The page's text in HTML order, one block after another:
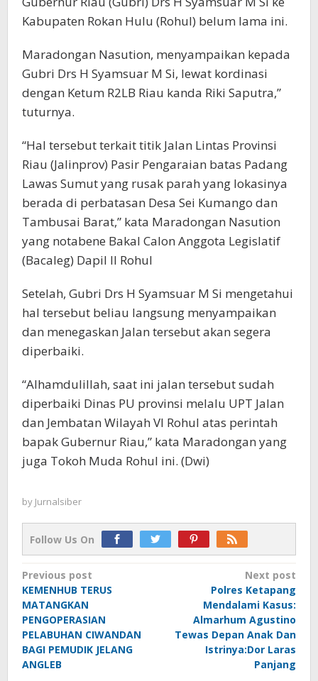
Kabupaten Rokan Hulu (Rohul) belum lama ini.
Maradongan Nasution, menyampaikan kepada
Gubri Drs H Syamsuar M Si, lewat kordinasi
dengan Ketum R2LB Riau kanda Riki Saputra,”
tuturnya.
“Hal tersebut terkait titik Jalan Lintas Provinsi
Riau (Jalinprov) Pasir Pengaraian batas Padang
Lawas Sumut yang rusak parah yang lokasinya
berada di perbatasan Desa Sei Kumango dan
Tambusai Barat,” kata Maradongan Nasution
yang notabene Bakal Calon Anggota Legislatif
(Bacaleg) Dapil II Rohul
Setelah, Gubri Drs H Syamsuar M Si mengetahui
hal tersebut beliau langsung menyampaikan
dan menegaskan Jalan tersebut akan segera
diperbaiki.
“Alhamdulillah, saat ini jalan tersebut sudah
diperbaiki Dinas PU provinsi melalu UPT Jalan
dan Jembatan Wilayah VI Rohul atas perintah
bapak Gubernur Riau,” kata Maradongan yang
juga Tokoh Muda Rohul ini. (Dwi)
by Jurnalsiber
Follow Us On
Post
navigation
Previous post
KEMENHUB TERUS
MATANGKAN
PENGOPERASIAN
PELABUHAN CIWANDAN
BAGI PEMUDIK JELANG
ANGLEB
Next post
Polres Ketapang
Mendalami Kasus:
Almarhum Agustino
Tewas Depan Anak Dan
Istrinya:Dor Laras
Panjang